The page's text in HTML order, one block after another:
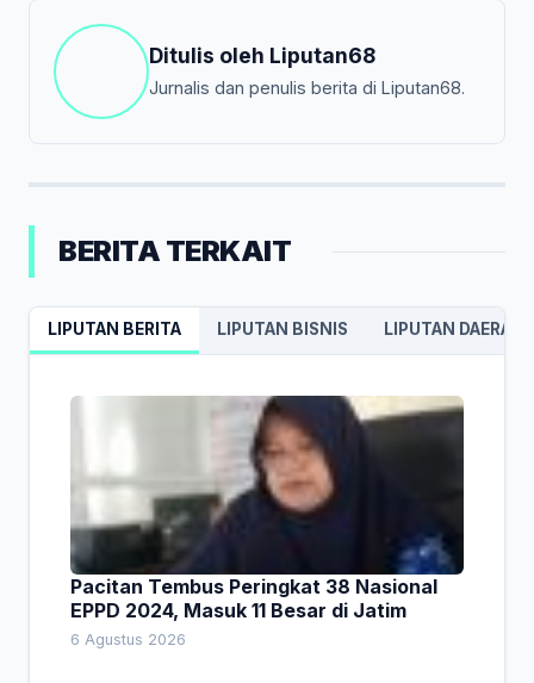
Ditulis oleh Liputan68
Jurnalis dan penulis berita di Liputan68.
BERITA TERKAIT
LIPUTAN BERITA LIPUTAN BISNIS LIPUTAN DAERAH
Pacitan Tembus Peringkat 38 Nasional
EPPD 2024, Masuk 11 Besar di Jatim
6 Agustus 2026